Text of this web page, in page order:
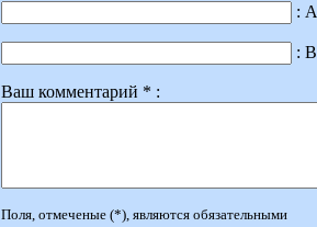
:
:
Ваш комментарий * :
Поля, отмеченые (*), являются обязательными